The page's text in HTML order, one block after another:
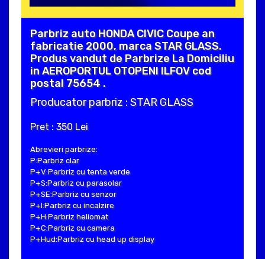
Parbriz auto HONDA CIVIC Coupe an
fabricatie 2000, marca STAR GLASS.
Produs vandut de Parbrize La Domiciliu
in AEROPORTUL OTOPENI ILFOV cod
postal 75654 .
Producator parbriz : STAR GLASS
Pret : 350 Lei
Abrevieri parbrize:
P:Parbriz clar
P+V:Parbriz cu tenta verde
P+S:Parbriz cu parasolar
P+SE:Parbriz cu senzor
P+I:Parbriz cu incalzire
P+H:Parbriz heliomat
P+C:Parbriz cu camera
P+Hud:Parbriz cu head up display